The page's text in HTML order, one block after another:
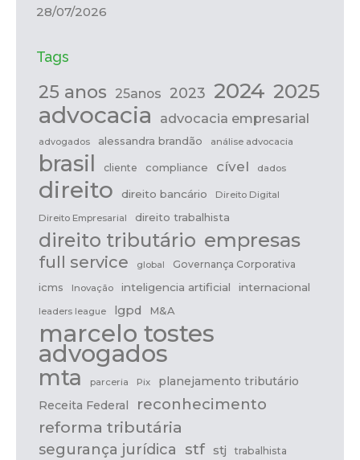
28/07/2026
Tags
25 anos 25anos 2023 2024 2025
advocacia advocacia empresarial
advogados alessandra brandão análise advocacia
brasil cliente compliance cível dados
direito direito bancário Direito Digital
Direito Empresarial direito trabalhista
direito tributário empresas
full service global Governança Corporativa
icms Inovação inteligencia artificial internacional
leaders league lgpd M&A
marcelo tostes
advogados
mta parceria Pix
planejamento tributário
Receita Federal
reconhecimento
reforma tributária
segurança jurídica stf stj trabalhista